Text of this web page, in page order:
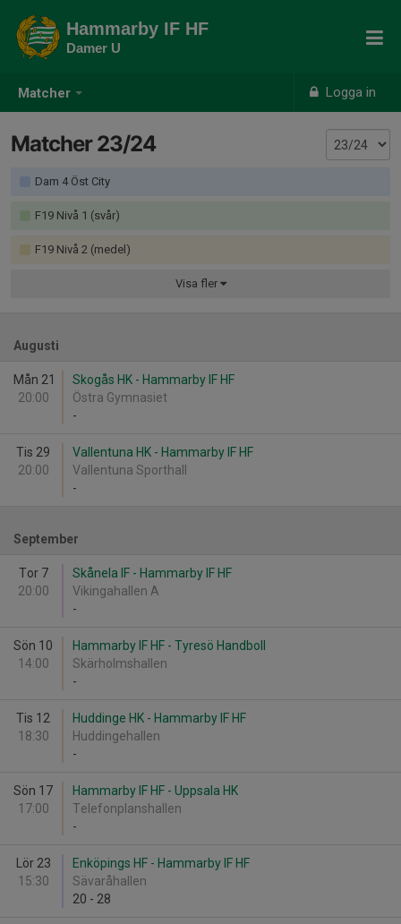
Matcher Logga in
Hammarby IF HF
Damer U
Matcher 23/24
Dam 4 Öst City
F19 Nivå 1 (svår)
F19 Nivå 2 (medel)
Visa fler
Augusti
Mån 21
20:00
Skogås HK - Hammarby IF HF
Östra Gymnasiet
-
Tis 29
20:00
Vallentuna HK - Hammarby IF HF
Vallentuna Sporthall
-
September
Tor 7
20:00
Skånela IF - Hammarby IF HF
Vikingahallen A
-
Sön 10
14:00
Hammarby IF HF - Tyresö Handboll
Skärholmshallen
-
Tis 12
18:30
Huddinge HK - Hammarby IF HF
Huddingehallen
-
Sön 17
17:00
Hammarby IF HF - Uppsala HK
Telefonplanshallen
-
Lör 23
15:30
Enköpings HF - Hammarby IF HF
Sävaråhallen
20 - 28